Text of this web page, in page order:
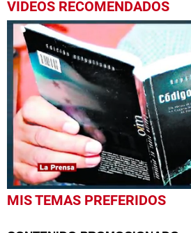
VIDEOS RECOMENDADOS
0
seconds
MIS TEMAS PREFERIDOS